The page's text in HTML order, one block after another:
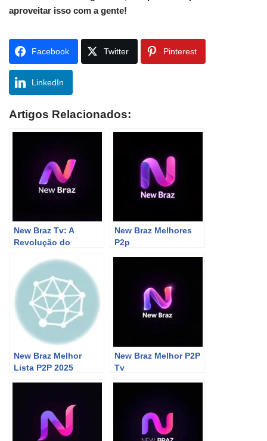
aproveitar isso com a gente!
Facebook Twitter Pinterest
LinkedIn
Artigos Relacionados:
New Braz Tv: A
Revolução do
Deixar de Queixo
Caído!
New Braz Melhores
P2p
New Braz Melhor
Lista P2P 2025
New Braz Melhor P2P
Tv